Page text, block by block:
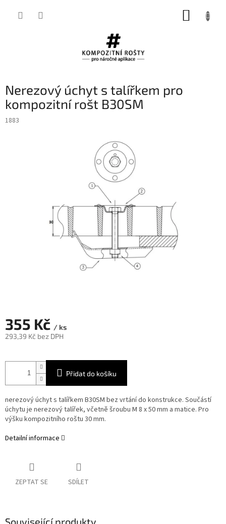
Nerezový úchyt s talířkem pro
kompozitní rošt B30SM
1883
355 Kč / ks
293,39 Kč bez DPH
cena:
Přidat do košíku
nerezový úchyt s talířkem B30SM bez vrtání do konstrukce. Součástí
úchytu je nerezový talířek, včetně šroubu M 8 x 50 mm a matice. Pro
výšku kompozitního roštu 30 mm.
Detailní informace
ZEPTAT SE SDÍLET
Související produkty